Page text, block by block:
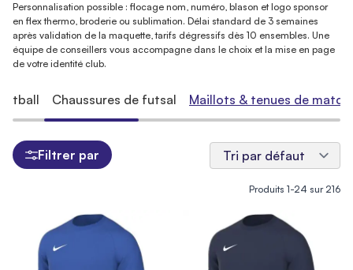
Personnalisation possible : flocage nom, numéro, blason et logo sponsor
en flex thermo, broderie ou sublimation. Délai standard de 3 semaines
après validation de la maquette, tarifs dégressifs dès 10 ensembles. Une
équipe de conseillers vous accompagne dans le choix et la mise en page
de votre identité club.
Produits 1-24 sur216
Chaussures de futsal Maillots & tenues de match
Filtrer par